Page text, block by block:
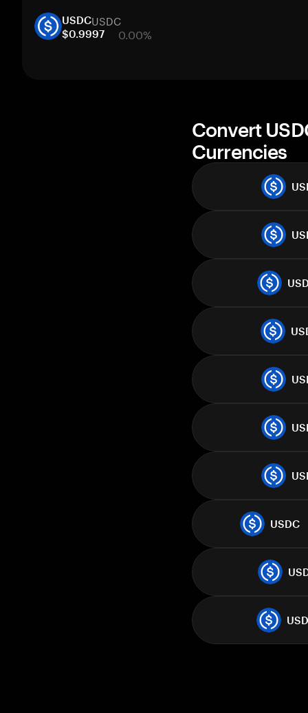
USDCUSDC
$0.9997 0.00%
Convert
Currencies
USDC